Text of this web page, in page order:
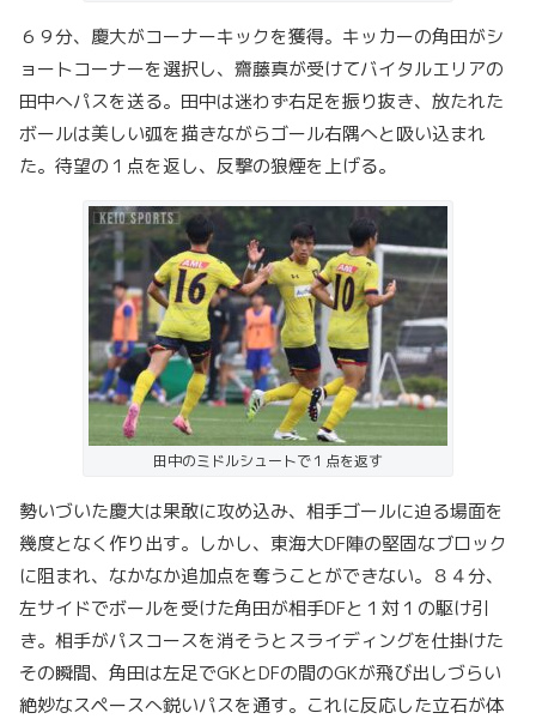
６９分、慶大がコーナーキックを獲得。キッカーの角田がシ
ョートコーナーを選択し、齋藤真が受けてバイタルエリアの
田中へパスを送る。田中は迷わず右足を振り抜き、放たれた
ボールは美しい弧を描きながらゴール右隅へと吸い込まれ
た。待望の１点を返し、反撃の狼煙を上げる。
田中のミドルシュートで１点を返す
勢いづいた慶大は果敢に攻め込み、相手ゴールに迫る場面を
幾度となく作り出す。しかし、東海大DF陣の堅固なブロック
に阻まれ、なかなか追加点を奪うことができない。８４分、
左サイドでボールを受けた角田が相手DFと１対１の駆け引
き。相手がパスコースを消そうとスライディングを仕掛けた
その瞬間、角田は左足でGKとDFの間のGKが飛び出しづらい
絶妙なスペースへ鋭いパスを通す。これに反応した立石が体